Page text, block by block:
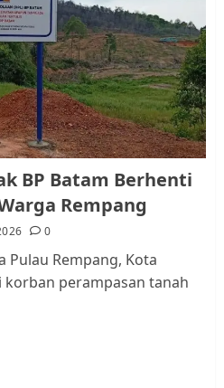
Batam Tegaskan RT dan
bukan Petugas Pendataan
Pemungutan Pajak
1, 2026 0
Pajak jadi Penghubung
dan Masyarakat di
RT/RW
1, 2026
BP Batam Berhenti
Rempang
0
Pulau Rempang, Kota
korban perampasan tanah